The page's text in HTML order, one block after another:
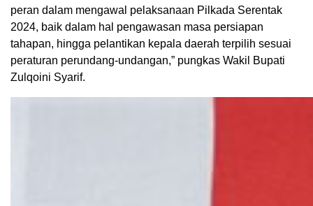
peran dalam mengawal pelaksanaan Pilkada Serentak
2024, baik dalam hal pengawasan masa persiapan
tahapan, hingga pelantikan kepala daerah terpilih sesuai
peraturan perundang-undangan,” pungkas Wakil Bupati
Zulqoini Syarif.